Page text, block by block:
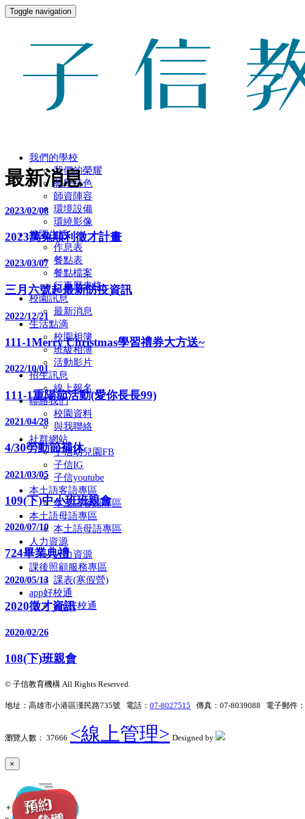
Toggle navigation
我們的學校
我們的榮耀
教學特色
師資陣容
環境設備
環繞影像
校園生活
作息表
餐點表
餐點檔案
行事曆表格
校園訊息
最新消息
生活點滴
校園相簿
班級相簿
活動影片
招生訊息
線上報名
聯絡我們
校園資料
與我聯絡
社群網站
子信幼兒園FB
子信IG
子信youtube
本土語客語專區
本土語客語專區
本土語母語專區
本土語母語專區
人力資源
人力資源
課後照顧服務專區
課表(寒假營)
app好校通
app好校通
最新消息
2023/02/08
2023萬兔順利徵才計畫
2023/03/07
三月六號起最新防疫資訊
2022/12/21
111-1Merry Christmas學習禮券大方送~
2022/10/01
111-1重陽節活動(愛你長長99)
2021/04/28
4/30勞動節補休
2021/03/05
109(下)中小班班親會
2020/07/10
724畢業典禮
2020/05/13
2020徵才資訊
2020/02/26
108(下)班親會
© 子信教育機構 All Rights Reserved.
地址：高雄市小港區漢民路735號 電話： 07-8027515 傳真：07-8039088 電子郵件：
瀏覽人數： 37666 <線上管理> Designed by
×